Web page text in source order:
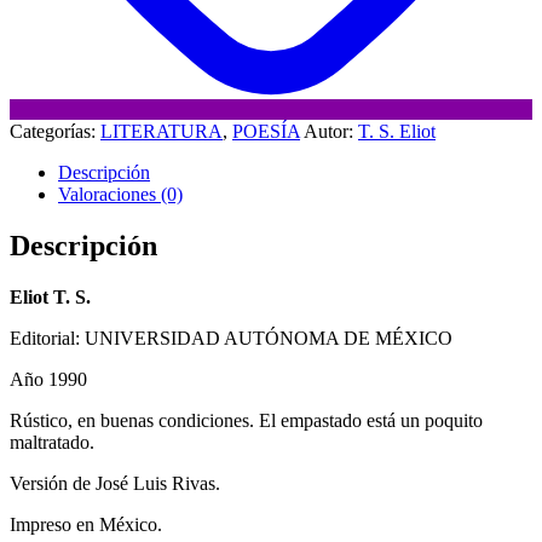
Categorías: LITERATURA, POESÍA Autor: T. S. Eliot
Descripción
Valoraciones (0)
Descripción
Eliot T. S.
Editorial: UNIVERSIDAD AUTÓNOMA DE MÉXICO
Año 1990
Rústico, en buenas condiciones. El empastado está un poquito
maltratado.
Versión de José Luis Rivas.
Impreso en México.